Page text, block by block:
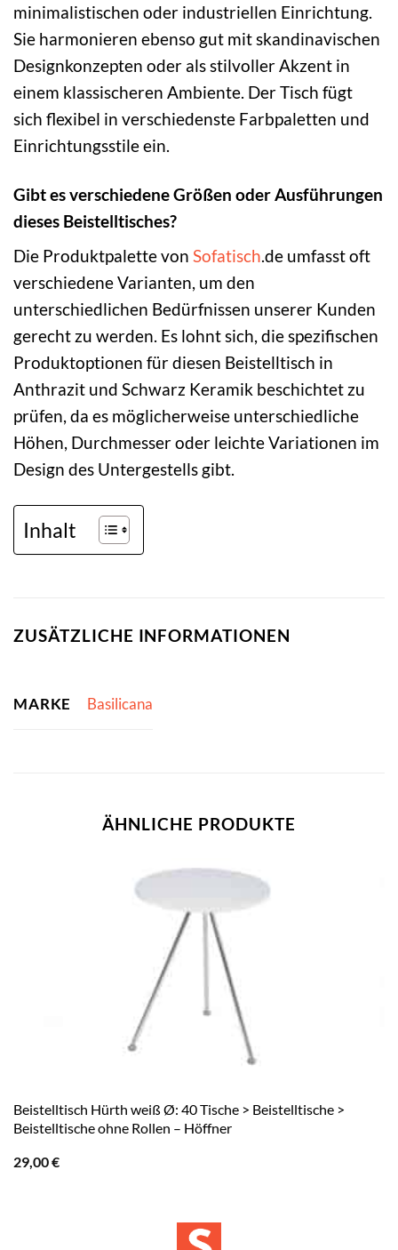
minimalistischen oder industriellen Einrichtung.
Sie harmonieren ebenso gut mit skandinavischen
Designkonzepten oder als stilvoller Akzent in
einem klassischeren Ambiente. Der Tisch fügt
sich flexibel in verschiedenste Farbpaletten und
Einrichtungsstile ein.
Gibt es verschiedene Größen oder Ausführungen
dieses Beistelltisches?
Die Produktpalette von Sofatisch.de umfasst oft
verschiedene Varianten, um den
unterschiedlichen Bedürfnissen unserer Kunden
gerecht zu werden. Es lohnt sich, die spezifischen
Produktoptionen für diesen Beistelltisch in
Anthrazit und Schwarz Keramik beschichtet zu
prüfen, da es möglicherweise unterschiedliche
Höhen, Durchmesser oder leichte Variationen im
Design des Untergestells gibt.
Inhalt
ZUSÄTZLICHE INFORMATIONEN
MARKE Basilicana
ÄHNLICHE PRODUKTE
Beistelltisch Hürth weiß Ø: 40 Tische > Beistelltische >
Beistelltische ohne Rollen – Höffner
29,00€